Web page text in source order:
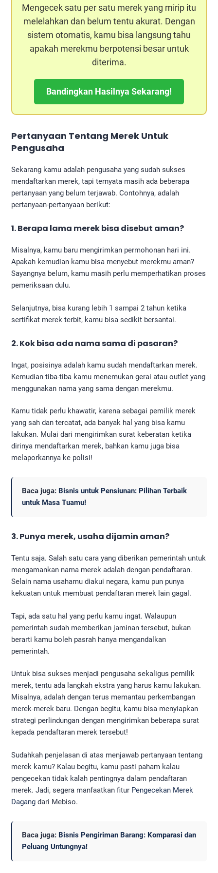
Mengecek satu per satu merek yang mirip itu
melelahkan dan belum tentu akurat. Dengan
sistem otomatis, kamu bisa langsung tahu
apakah merekmu berpotensi besar untuk
diterima.
Bandingkan Hasilnya Sekarang!
Pertanyaan Tentang Merek Untuk
Pengusaha
Sekarang kamu adalah pengusaha yang sudah sukses
mendaftarkan merek, tapi ternyata masih ada beberapa
pertanyaan yang belum terjawab. Contohnya, adalah
pertanyaan-pertanyaan berikut:
1. Berapa lama merek bisa disebut aman?
Misalnya, kamu baru mengirimkan permohonan hari ini.
Apakah kemudian kamu bisa menyebut merekmu aman?
Sayangnya belum, kamu masih perlu memperhatikan proses
pemeriksaan dulu.
Selanjutnya, bisa kurang lebih 1 sampai 2 tahun ketika
sertifikat merek terbit, kamu bisa sedikit bersantai.
2. Kok bisa ada nama sama di pasaran?
Ingat, posisinya adalah kamu sudah mendaftarkan merek.
Kemudian tiba-tiba kamu menemukan gerai atau outlet yang
menggunakan nama yang sama dengan merekmu.
Kamu tidak perlu khawatir, karena sebagai pemilik merek
yang sah dan tercatat, ada banyak hal yang bisa kamu
lakukan. Mulai dari mengirimkan surat keberatan ketika
dirinya mendaftarkan merek, bahkan kamu juga bisa
melaporkannya ke polisi!
Baca juga: Bisnis untuk Pensiunan: Pilihan Terbaik
untuk Masa Tuamu!
3. Punya merek, usaha dijamin aman?
Tentu saja. Salah satu cara yang diberikan pemerintah untuk
mengamankan nama merek adalah dengan pendaftaran.
Selain nama usahamu diakui negara, kamu pun punya
kekuatan untuk membuat pendaftaran merek lain gagal.
Tapi, ada satu hal yang perlu kamu ingat. Walaupun
pemerintah sudah memberikan jaminan tersebut, bukan
berarti kamu boleh pasrah hanya mengandalkan
pemerintah.
Untuk bisa sukses menjadi pengusaha sekaligus pemilik
merek, tentu ada langkah ekstra yang harus kamu lakukan.
Misalnya, adalah dengan terus memantau perkembangan
merek-merek baru. Dengan begitu, kamu bisa menyiapkan
strategi perlindungan dengan mengirimkan beberapa surat
kepada pendaftaran merek tersebut!
Sudahkah penjelasan di atas menjawab pertanyaan tentang
merek kamu? Kalau begitu, kamu pasti paham kalau
pengecekan tidak kalah pentingnya dalam pendaftaran
merek. Jadi, segera manfaatkan fitur Pengecekan Merek
Dagang dari Mebiso.
Baca juga: Bisnis Pengiriman Barang: Komparasi dan
Peluang Untungnya!